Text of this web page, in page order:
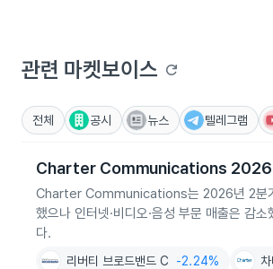
관련 마켓보이스 refresh
전체 공시 뉴스 텔레그램
Charter Communications 2026
Charter Communications는 2026년 2분기
했으나 인터넷·비디오·음성 부문 매출은
다.
리버티 브로드밴드 C -2.24%